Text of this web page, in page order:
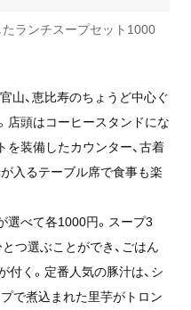
ランチスープセット1000
山、恵比寿のちょうど中心ぐ
店頭はコーヒースタンドにな
を装備したカウンター、古着
入るテーブル席で食事も楽
選べて各1000円。スープ3
つ選ぶことができ、ごはん
付く。定番人気の豚汁は、シ
で煮込まれた里芋がトロン